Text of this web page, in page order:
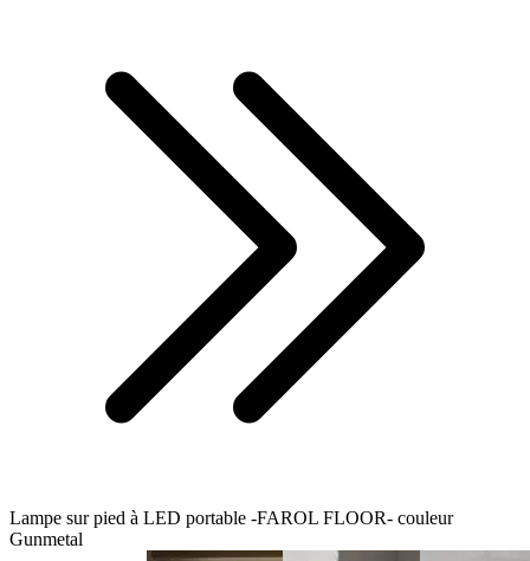
Lampe sur pied à LED portable -FAROL FLOOR- couleur
Gunmetal